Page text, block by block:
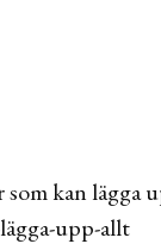
kan lägga
upp-allt